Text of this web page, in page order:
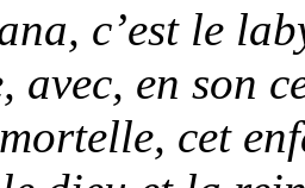
c’est le
avec, en son
cet